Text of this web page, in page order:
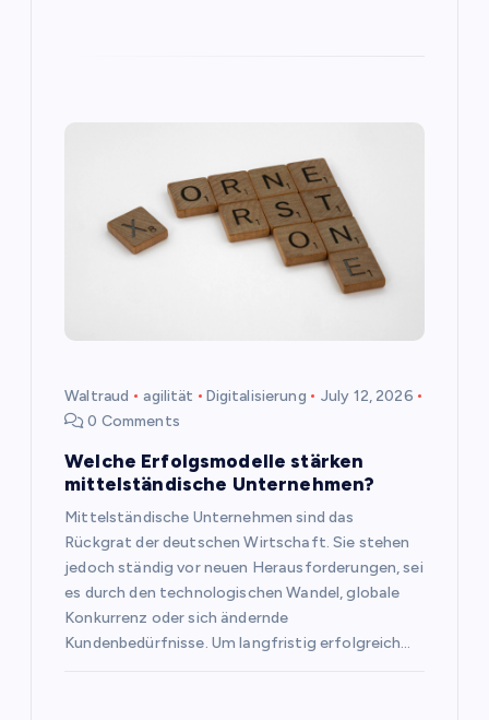
Waltraud agilität Digitalisierung
July 12, 2026
0 Comments
Welche Erfolgsmodelle stärken
mittelständische Unternehmen?
Mittelständische Unternehmen sind das
Rückgrat der deutschen Wirtschaft. Sie stehen
jedoch ständig vor neuen Herausforderungen, sei
es durch den technologischen Wandel, globale
Konkurrenz oder sich ändernde
Kundenbedürfnisse. Um langfristig erfolgreich…